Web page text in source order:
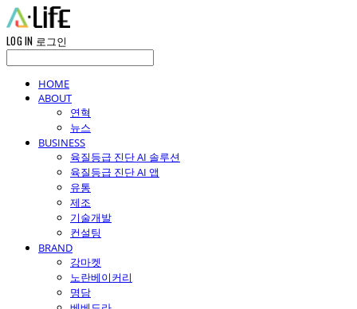
LOG IN 로그인
HOME
ABOUT
연혁
뉴스
BUSINESS
육질등급 진단 AI 솔루션
육질등급 진단 AI 앱
유통
제조
기술개발
컨설팅
BRAND
강마켓
노란베이커리
명담